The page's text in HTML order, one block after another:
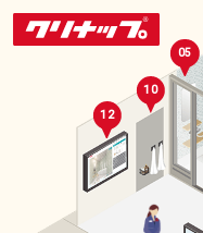
05
10
12